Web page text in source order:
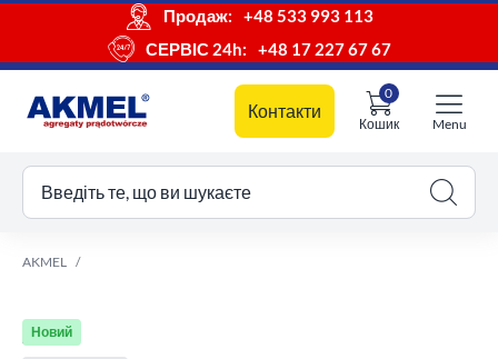
Продаж:
+48 533 993 113
СЕРВІС 24h:
+48 17 227 67 67
Контакти
Кошик
0
кошик
Menu
Введіть те, що ви шукаєте
AKMEL
Новий